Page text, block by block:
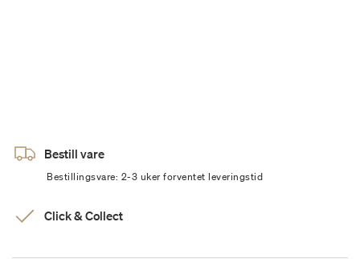
Bestill vare
Bestillingsvare: 2-3 uker forventet leveringstid
Click & Collect